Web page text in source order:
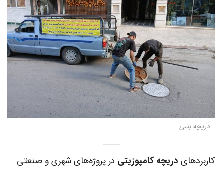
دریچه بتنی
کاربردهای دریچه کامپوزیتی در پروژه‌های شهری و صنعتی